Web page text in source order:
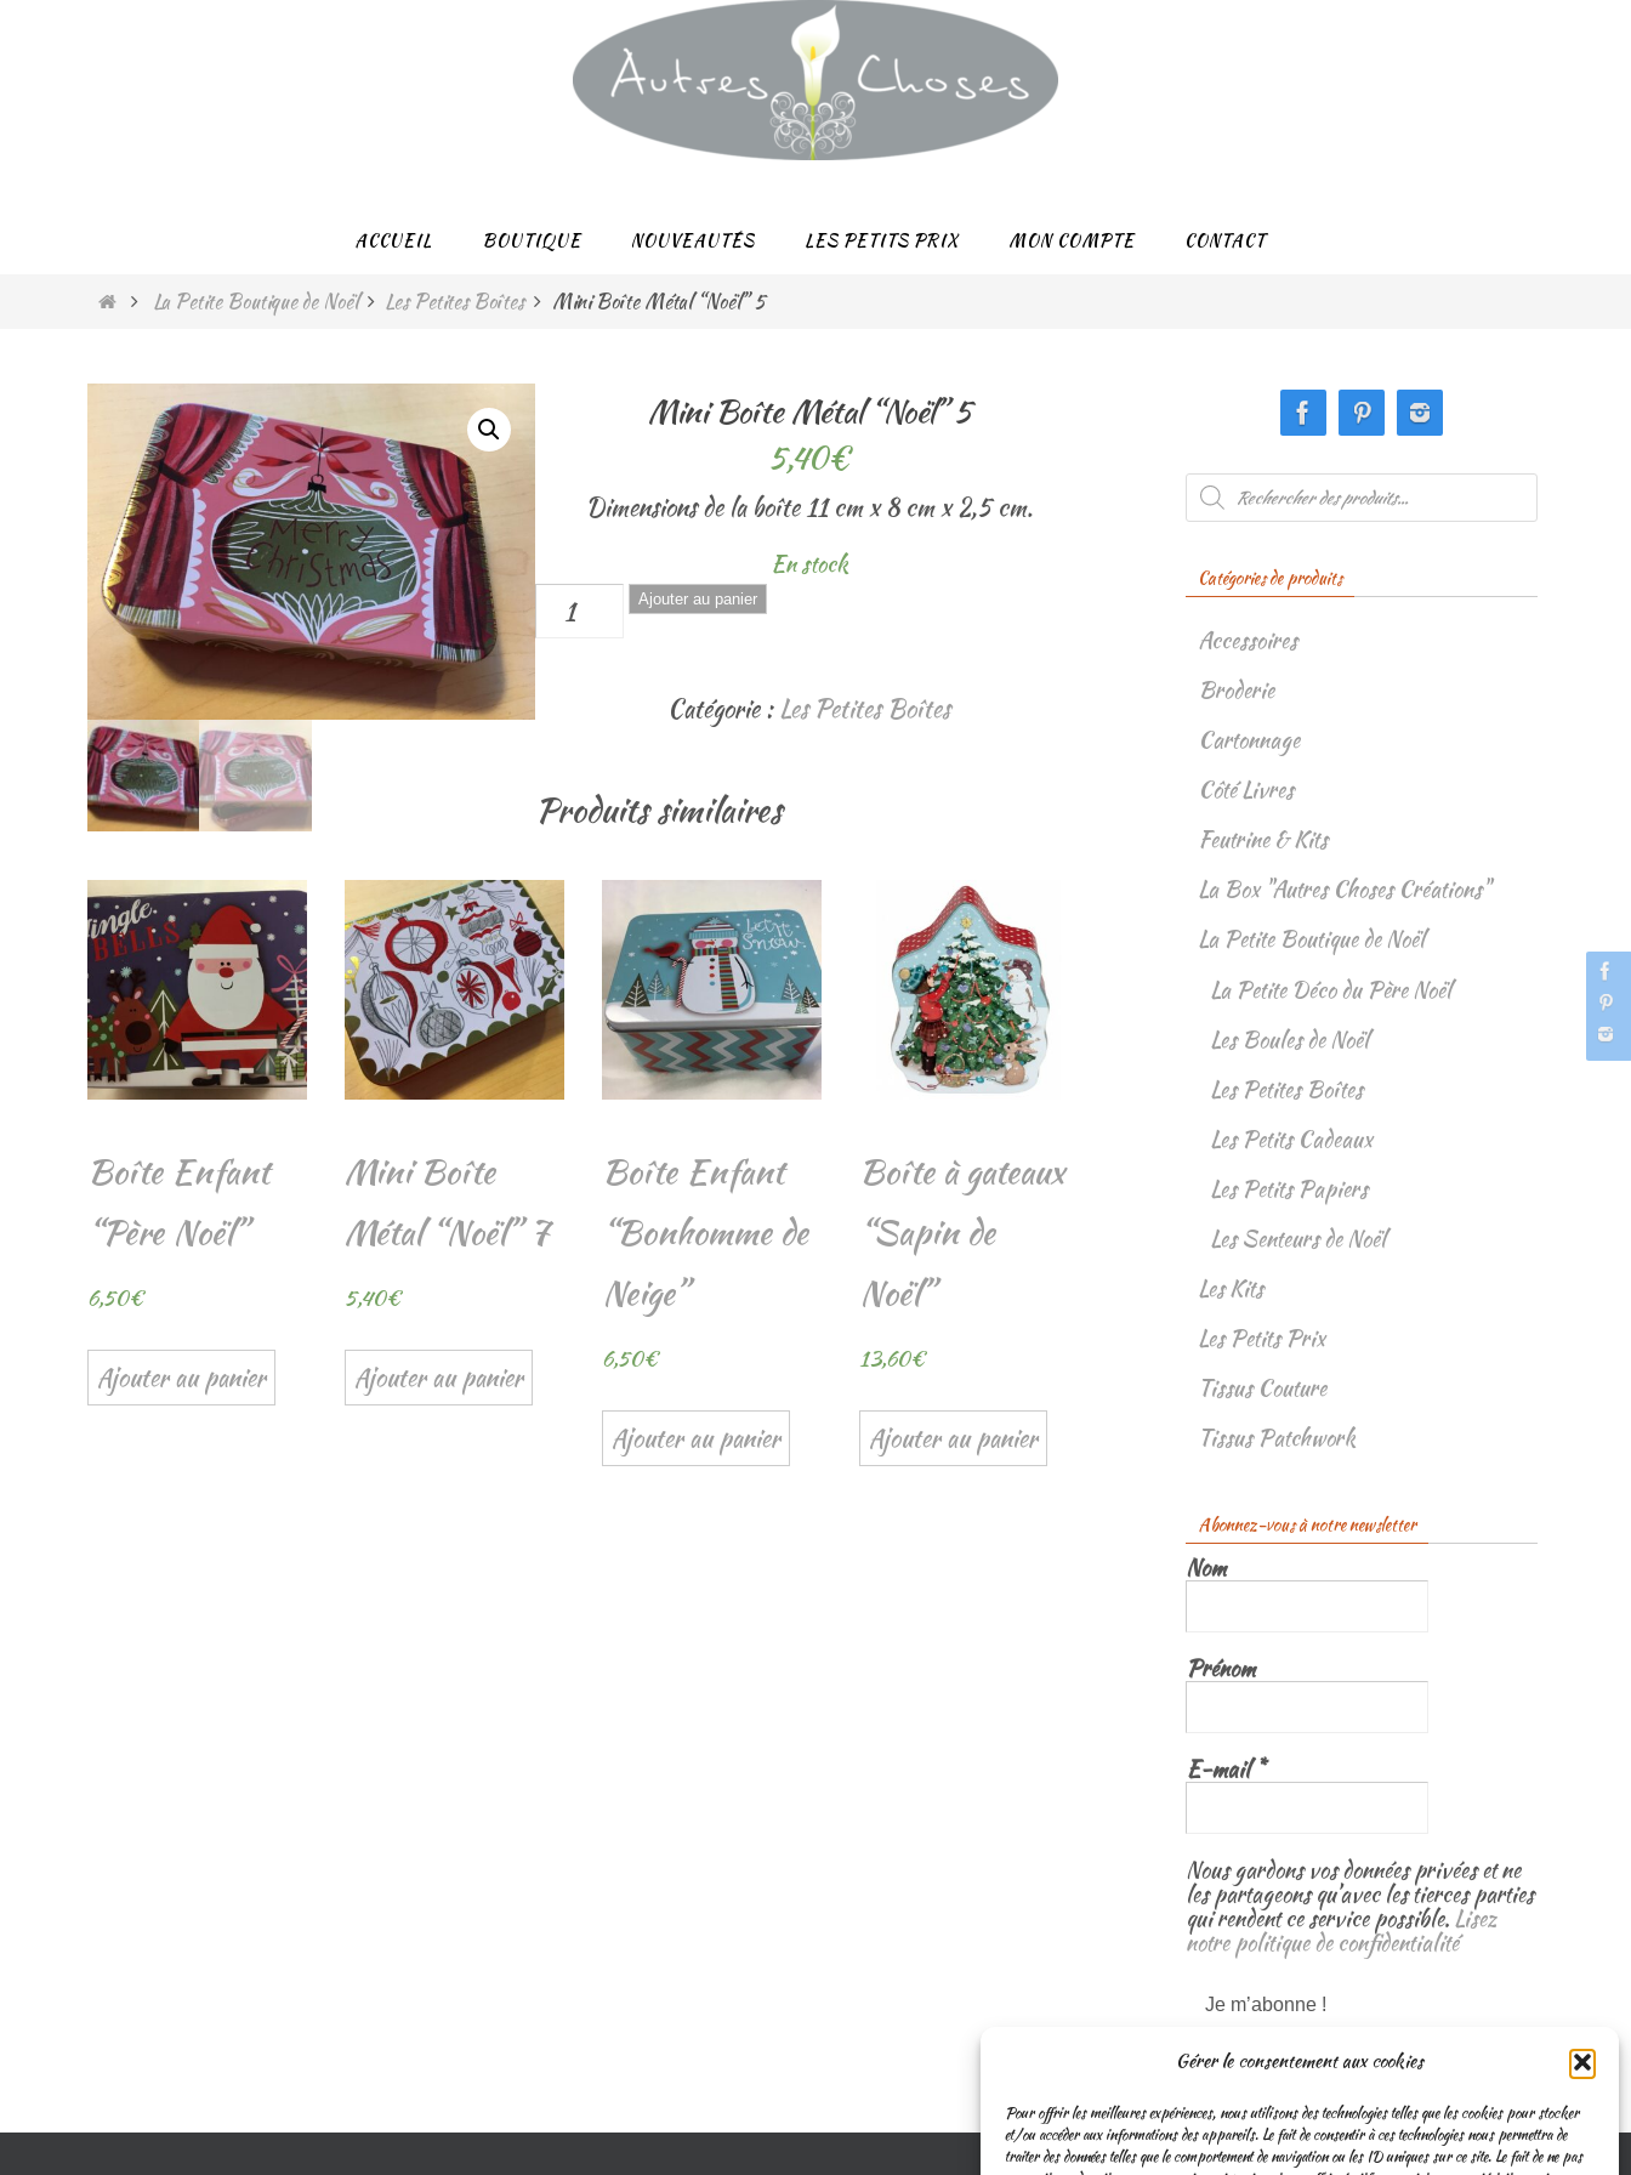
Gérer le consentement aux cookies
Pour offrir les meilleures expériences, nous utilisons des technologies telles que les cookies pour stocker
et/ou accéder aux informations des appareils. Le fait de consentir à ces technologies nous permettra de
traiter des données telles que le comportement de navigation ou les ID uniques sur ce site. Le fait de ne pas
ACCUEIL BOUTIQUE NOUVEAUTÉS LES PETITS PRIX MON COMPTE CONTACT
HomeLa Petite Boutique de Noël Les Petites Boîtes Mini Boîte Métal “Noël” 5
Mini Boîte Métal “Noël” 5
5,40€
Dimensions de la boîte 11 cm x 8 cm x 2,5 cm.
En stock
quantité
de
"Noël"
Ajouter au panier
Catégorie :Les Petites Boîtes
Produits similaires
Boîte Enfant
“Père Noël”
6,50€
Ajouter au panier
Mini Boîte
Métal “Noël” 7
5,40€
Ajouter au panier
Boîte Enfant
“Bonhomme de
Neige”
6,50€
Ajouter au panier
Boîte à gateaux
“Sapin de
Noël”
13,60€
Ajouter au panier
Recherche
de
produits
Catégories de produits
Accessoires
Broderie
Cartonnage
Côté Livres
Feutrine & Kits
La Box "Autres Choses Créations"
La Petite Boutique de Noël
La Petite Déco du Père Noël
Les Boules de Noël
Les Petites Boîtes
Les Petits Cadeaux
Les Petits Papiers
Les Senteurs de Noël
Les Kits
Les Petits Prix
Tissus Couture
Tissus Patchwork
Abonnez-vous à notre newsletter
Nom
Prénom
E-mail*
Nous gardons vos données privées et ne
les partageons qu’avec les tierces parties
qui rendent ce service possible.Lisez
notre politique de confidentialité